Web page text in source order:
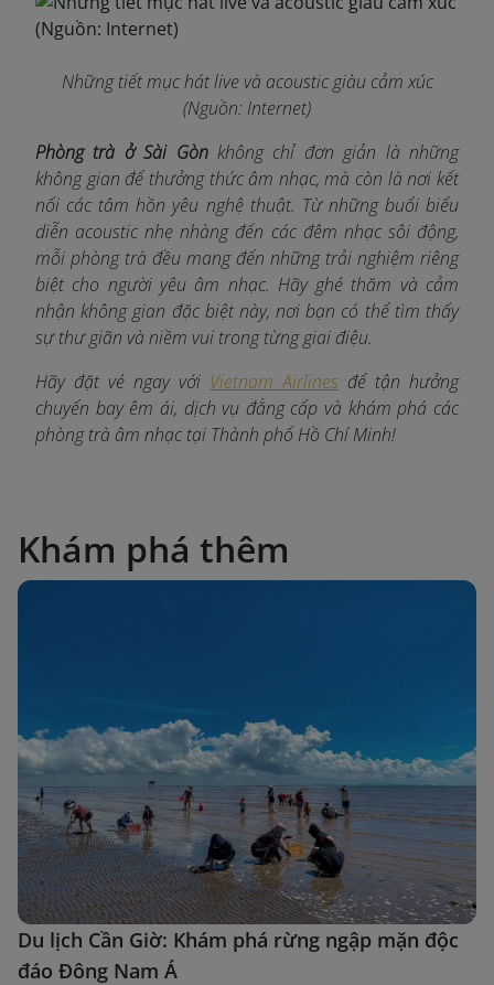
Những tiết mục hát live và acoustic giàu cảm xúc
(Nguồn: Internet)
Phòng trà ở Sài Gònkhông chỉ đơn giản là những
không gian để thưởng thức âm nhạc, mà còn là nơi kết
nối các tâm hồn yêu nghệ thuật. Từ những buổi biểu
diễn acoustic nhẹ nhàng đến các đêm nhạc sôi động,
mỗi phòng trà đều mang đến những trải nghiệm riêng
biệt cho người yêu âm nhạc. Hãy ghé thăm và cảm
nhận không gian đặc biệt này, nơi bạn có thể tìm thấy
sự thư giãn và niềm vui trong từng giai điệu.
Hãy đặt vé ngay với Vietnam Airlines để tận hưởng
chuyến bay êm ái, dịch vụ đẳng cấp và khám phá các
phòng trà âm nhạc tại Thành phố Hồ Chí Minh!
Khám phá thêm
Du lịch Cần Giờ: Khám phá rừng ngập mặn độc
đáo Đông Nam Á